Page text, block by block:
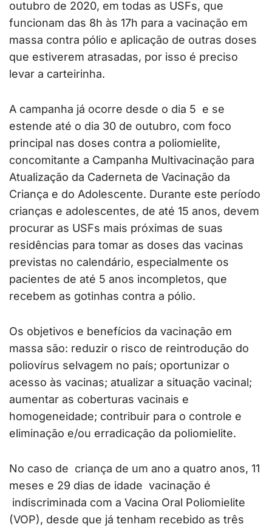
outubro de 2020, em todas as USFs, que
funcionam das 8h às 17h para a vacinação em
massa contra pólio e aplicação de outras doses
que estiverem atrasadas, por isso é preciso
levar a carteirinha.
A campanha já ocorre desde o dia 5 e se
estende até o dia 30 de outubro, com foco
principal nas doses contra a poliomielite,
concomitante a Campanha Multivacinação para
Atualização da Caderneta de Vacinação da
Criança e do Adolescente. Durante este período
crianças e adolescentes, de até 15 anos, devem
procurar as USFs mais próximas de suas
residências para tomar as doses das vacinas
previstas no calendário, especialmente os
pacientes de até 5 anos incompletos, que
recebem as gotinhas contra a pólio.
Os objetivos e benefícios da vacinação em
massa são: reduzir o risco de reintrodução do
poliovírus selvagem no país; oportunizar o
acesso às vacinas; atualizar a situação vacinal;
aumentar as coberturas vacinais e
homogeneidade; contribuir para o controle e
eliminação e/ou erradicação da poliomielite.
No caso de criança de um ano a quatro anos, 11
meses e 29 dias de idade vacinação é
indiscriminada com a Vacina Oral Poliomielite
(VOP), desde que já tenham recebido as três